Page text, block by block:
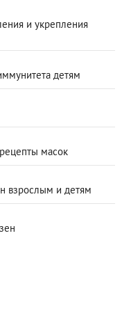
и укрепления
детям
масок
взрослым и детям